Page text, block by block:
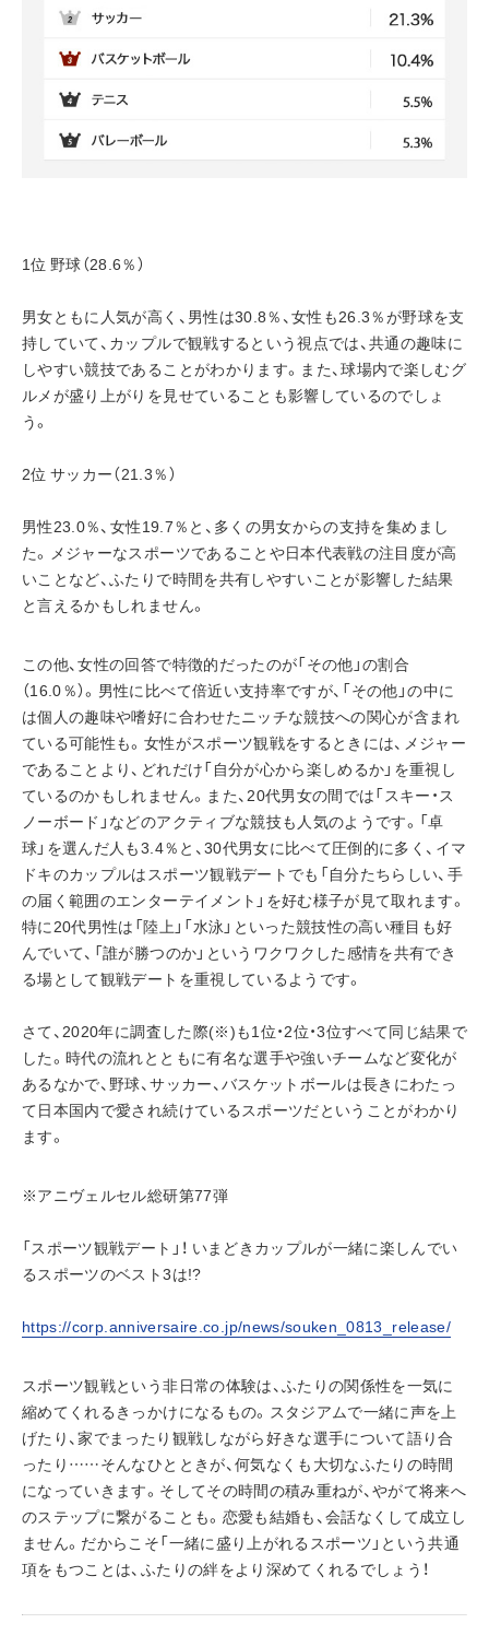
1位 野球（28.6％）
男女ともに人気が高く、男性は30.8％、女性も26.3％が野球を支
持していて、カップルで観戦するという視点では、共通の趣味に
しやすい競技であることがわかります。また、球場内で楽しむグ
ルメが盛り上がりを見せていることも影響しているのでしょ
う。
2位 サッカー（21.3％）
男性23.0％、女性19.7％と、多くの男女からの支持を集めまし
た。メジャーなスポーツであることや日本代表戦の注目度が高
いことなど、ふたりで時間を共有しやすいことが影響した結果
と言えるかもしれません。
この他、女性の回答で特徴的だったのが「その他」の割合
（16.0％）。男性に比べて倍近い支持率ですが、「その他」の中に
は個人の趣味や嗜好に合わせたニッチな競技への関心が含まれ
ている可能性も。女性がスポーツ観戦をするときには、メジャー
であることより、どれだけ「自分が心から楽しめるか」を重視し
ているのかもしれません。また、20代男女の間では「スキー・ス
ノーボード」などのアクティブな競技も人気のようです。「卓
球」を選んだ人も3.4％と、30代男女に比べて圧倒的に多く、イマ
ドキのカップルはスポーツ観戦デートでも「自分たちらしい、手
の届く範囲のエンターテイメント」を好む様子が見て取れます。
特に20代男性は「陸上」「水泳」といった競技性の高い種目も好
んでいて、「誰が勝つのか」というワクワクした感情を共有でき
る場として観戦デートを重視しているようです。
さて、2020年に調査した際(※)も1位・2位・3位すべて同じ結果で
した。時代の流れとともに有名な選手や強いチームなど変化が
あるなかで、野球、サッカー、バスケットボールは長きにわたっ
て日本国内で愛され続けているスポーツだということがわかり
ます。
※アニヴェルセル総研第77弾
「スポーツ観戦デート」！ いまどきカップルが一緒に楽しんでい
るスポーツのベスト3は!?
https://corp.anniversaire.co.jp/news/souken_0813_release/
スポーツ観戦という非日常の体験は、ふたりの関係性を一気に
縮めてくれるきっかけになるもの。スタジアムで一緒に声を上
げたり、家でまったり観戦しながら好きな選手について語り合
ったり……そんなひとときが、何気なくも大切なふたりの時間
になっていきます。そしてその時間の積み重ねが、やがて将来へ
のステップに繋がることも。恋愛も結婚も、会話なくして成立し
ません。だからこそ「一緒に盛り上がれるスポーツ」という共通
項をもつことは、ふたりの絆をより深めてくれるでしょう！